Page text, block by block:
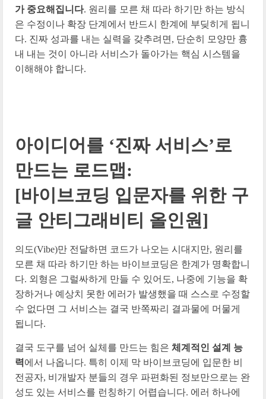
가 중요해집니다. 원리를 모른 채 따라 하기만 하는 방식
은 수정이나 확장 단계에서 반드시 한계에 부딪히게 됩니
다. 진짜 성과를 내는 실력을 갖추려면, 단순히 모양만 흉
내 내는 것이 아니라 서비스가 돌아가는 핵심 시스템을
이해해야 합니다.
아이디어를 ‘진짜 서비스’로
만드는 로드맵:
[바이브코딩 입문자를 위한 구
글 안티그래비티 올인원]
의도(Vibe)만 전달하면 코드가 나오는 시대지만, 원리를
모른 채 따라 하기만 하는 바이브코딩은 한계가 명확합니
다. 외형은 그럴싸하게 만들 수 있어도, 나중에 기능을 확
장하거나 예상치 못한 에러가 발생했을 때 스스로 수정할
수 없다면 그 서비스는 결국 반쪽짜리 결과물에 머물게
됩니다.
결국 도구를 넘어 실체를 만드는 힘은 체계적인 설계 능
력 에서 나옵니다. 특히 이제 막 바이브코딩에 입문한 비
전공자, 비개발자 분들의 경우 파편화된 정보만으로는 완
성도 있는 서비스를 런칭하기 어렵습니다. 에러 하나에